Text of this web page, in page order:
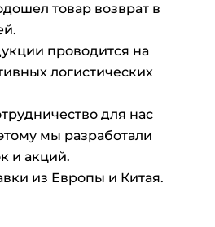
товар возврат в
проводится на
логистических
для нас
мы разработали
и акций.
из Европы и Китая.